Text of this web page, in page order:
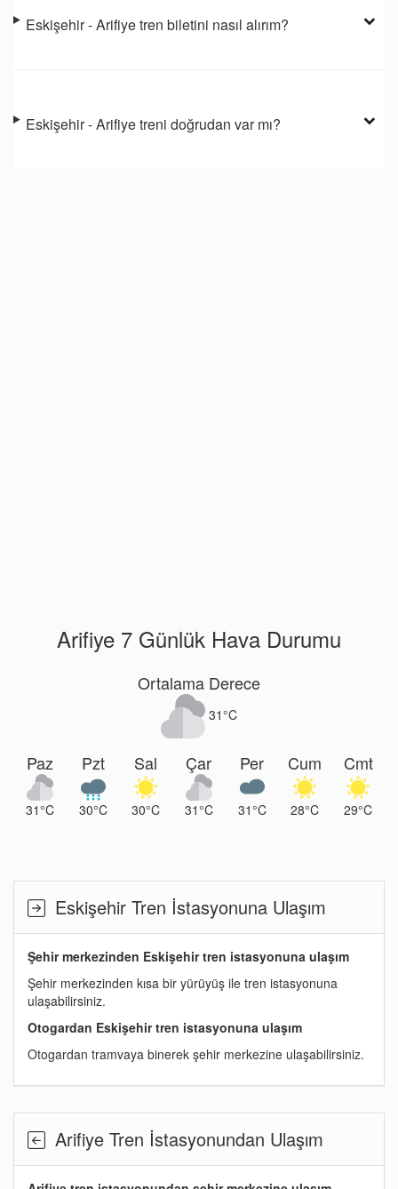
Eskişehir - Arifiye tren biletini nasıl alırım?
Eskişehir - Arifiye treni doğrudan var mı?
Arifiye 7 Günlük Hava Durumu
Ortalama Derece
31°C
Paz
31°C
Pzt
30°C
Sal
30°C
Çar
31°C
Per
31°C
Cum
28°C
Cmt
29°C
Eskişehir Tren İstasyonuna Ulaşım
Şehir merkezinden Eskişehir tren istasyonuna ulaşım
Şehir merkezinden kısa bir yürüyüş ile tren istasyonuna
ulaşabilirsiniz.
Otogardan Eskişehir tren istasyonuna ulaşım
Otogardan tramvaya binerek şehir merkezine ulaşabilirsiniz.
Arifiye Tren İstasyonundan Ulaşım